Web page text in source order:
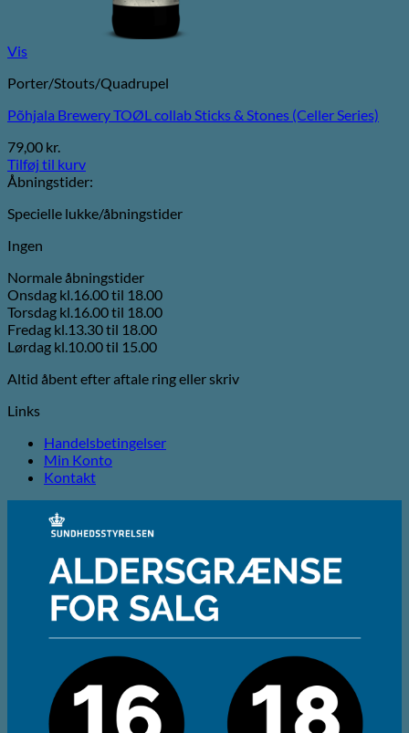
Vis
Porter/Stouts/Quadrupel
Põhjala Brewery TOØL collab Sticks & Stones (Celler Series)
79,00 kr.
Tilføj til kurv
Åbningstider:
Specielle lukke/åbningstider
Ingen
Normale åbningstider
Onsdag kl.16.00 til 18.00
Torsdag kl.16.00 til 18.00
Fredag kl.13.30 til 18.00
Lørdag kl.10.00 til 15.00
Altid åbent efter aftale ring eller skriv
Links
Handelsbetingelser
Min Konto
Kontakt